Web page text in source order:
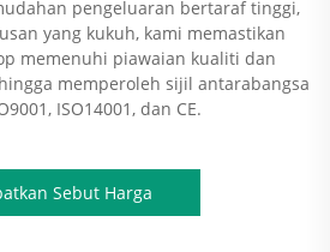
pengeluaran bertaraf tinggi,
yang kukuh, kami memastikan
memenuhi piawaian kualiti dan
memperoleh sijil antarabangsa
ISO14001, dan CE.
Sebut Harga